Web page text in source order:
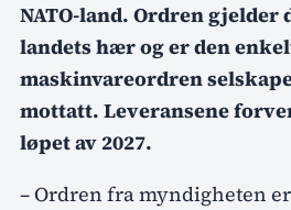
NATO-land. Ordren
landets hær og er den
maskinvareordren
mottatt. Leveransene
løpet av 2027.
– Ordren fra myndigheten